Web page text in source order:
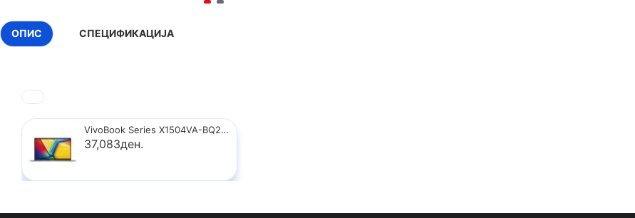
ОПИС СПЕЦИФИКАЦИЈА
VivoBook Series X1504VA-BQ2998
37,083ден.